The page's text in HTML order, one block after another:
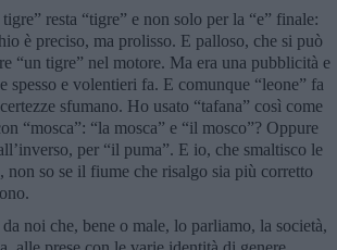
resta “tigre” e non solo per la “e” finale:
è preciso, ma prolisso. E palloso, che si può
“un tigre” nel motore. Ma era una pubblicità e
spesso e volentieri fa. E comunque “leone” fa
sfumano. Ho usato “tafana” così come
“mosca”: “la mosca” e “il mosco”? Oppure
per “il puma”. E io, che smaltisco le
so se il fiume che risalgo sia più corretto
noi che, bene o male, lo parliamo, la società,